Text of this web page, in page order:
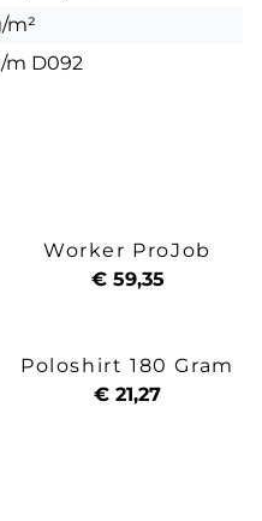
m²
m D092
Worker ProJob
€ 59,35
Poloshirt 180 Gram
€ 21,27